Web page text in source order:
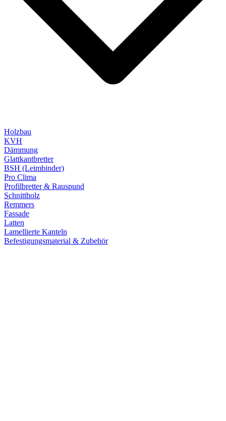
Holzbau
KVH
Dämmung
Glattkantbretter
BSH (Leimbinder)
Pro Clima
Profilbretter & Rauspund
Schnittholz
Remmers
Fassade
Latten
Lamellierte Kanteln
Befestigungsmaterial & Zubehör